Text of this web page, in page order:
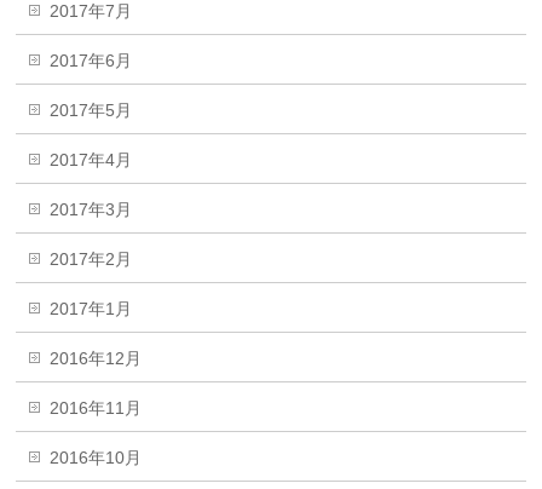
2017年7月
2017年6月
2017年5月
2017年4月
2017年3月
2017年2月
2017年1月
2016年12月
2016年11月
2016年10月